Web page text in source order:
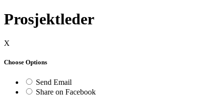
Prosjektleder
X
Choose Options
Send Email
Share on Facebook